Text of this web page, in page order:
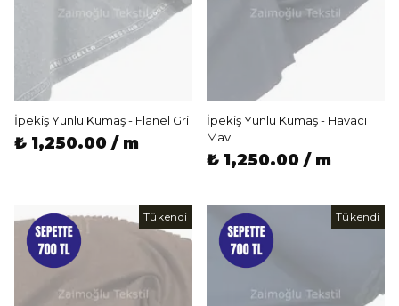
İpekiş Yünlü Kumaş - Flanel Gri
₺ 1,250.00 / m
İpekiş Yünlü Kumaş - Havacı
Mavi
₺ 1,250.00 / m
Tükendi Tükendi